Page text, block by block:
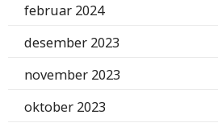
februar 2024
desember 2023
november 2023
oktober 2023